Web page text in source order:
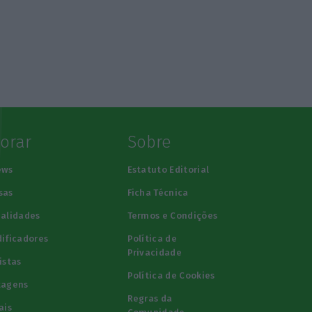
Sobre
Estatuto Editorial
Ficha Técnica
Termos e Condições
Política de
Privacidade
Política de Cookies
Regras da